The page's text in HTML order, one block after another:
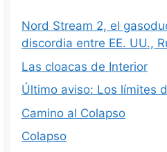
Nord Stream 2, el
discordia entre EE. UU.,
Las cloacas de Interior
Último aviso: Los límites
Camino al Colapso
Colapso